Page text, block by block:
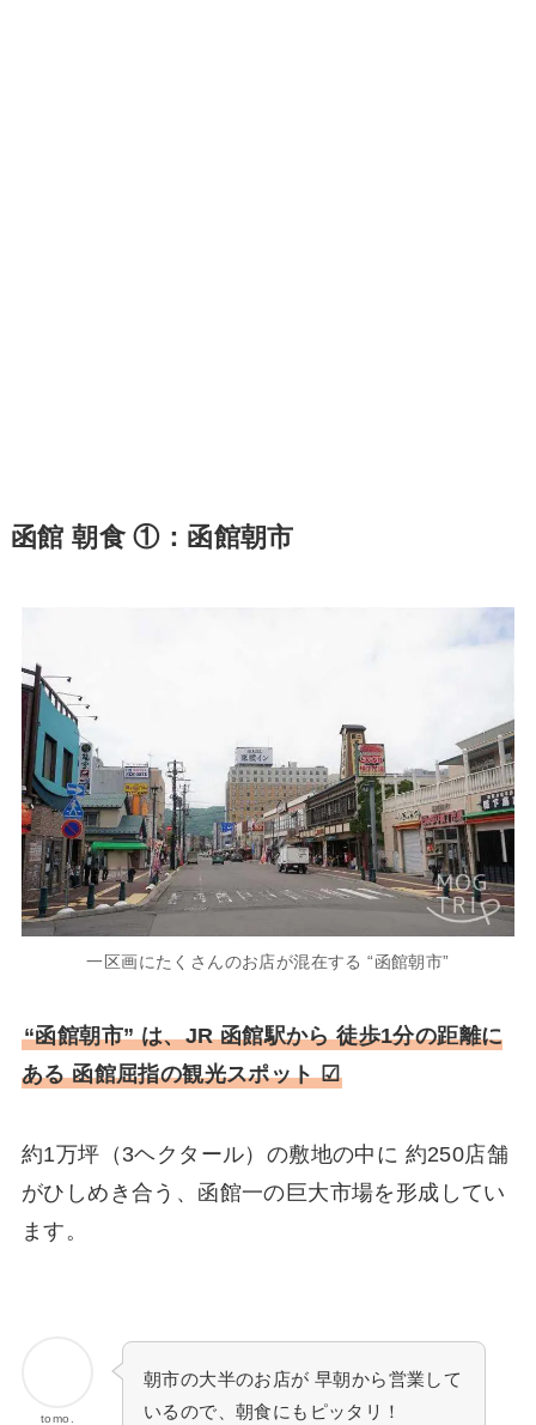
函館 朝食 ①：函館朝市
一区画にたくさんのお店が混在する “函館朝市”
“函館朝市” は、JR 函館駅から 徒歩1分の距離に
ある 函館屈指の観光スポット ☑
約1万坪（3ヘクタール）の敷地の中に 約250店舗
がひしめき合う、函館一の巨大市場を形成してい
ます。
tomo.
朝市の大半のお店が 早朝から営業して
いるので、朝食にもピッタリ！